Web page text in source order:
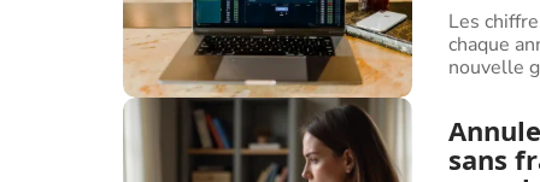
Les
chaque
nouvelle
sans